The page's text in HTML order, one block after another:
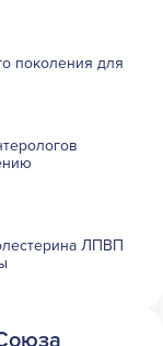
поколения для
ЛПВП